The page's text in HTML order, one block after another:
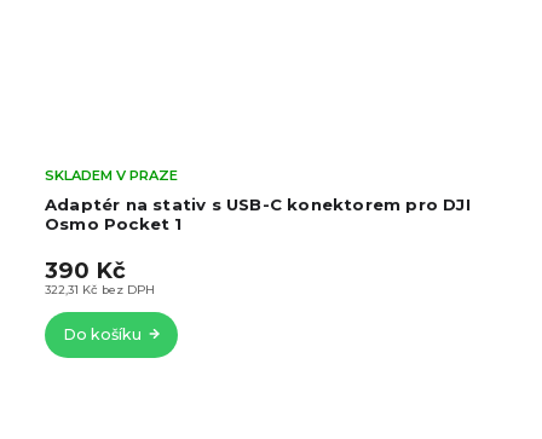
Adaptér na stativ s USB-C konektorem pro DJI
Osmo Pocket 1
SKLADEM V PRAZE
322,31 Kč bez DPH
390 Kč
Do košíku